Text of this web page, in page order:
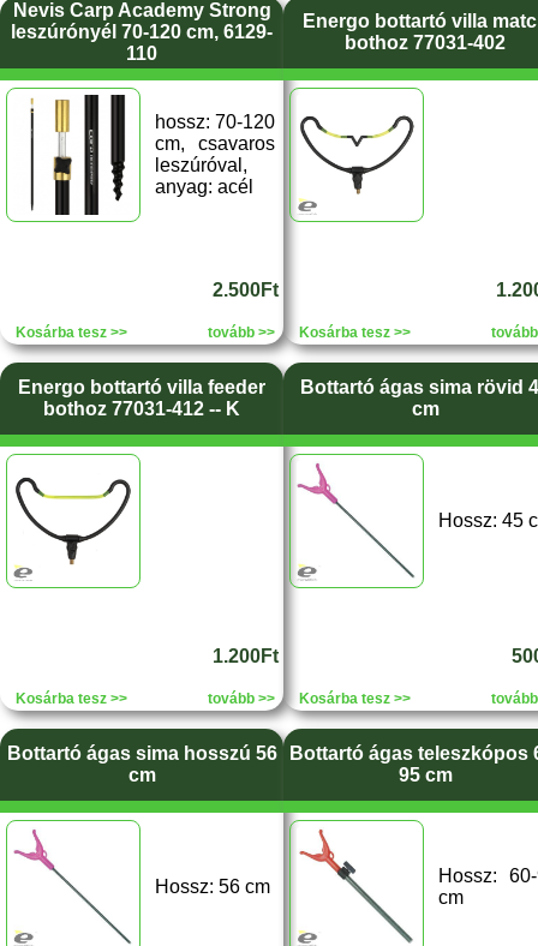
Nevis Carp Academy Strong
leszúrónyél 70-120 cm, 6129-
110
hossz: 70-120
cm, csavaros
leszúróval,
anyag: acél
2.500Ft
Kosárba tesz >> tovább >>
Energo bottartó villa
bothoz 77031-402
Kosárba tesz >>
Energo bottartó villa feeder
bothoz 77031-412 -- K
1.200Ft
Kosárba tesz >> tovább >>
Bottartó ágas sima rövid
cm
Hossz: 45
Kosárba tesz >>
Bottartó ágas sima hosszú 56
cm
Hossz: 56 cm
Bottartó ágas teleszkópos
95 cm
Hossz:
cm